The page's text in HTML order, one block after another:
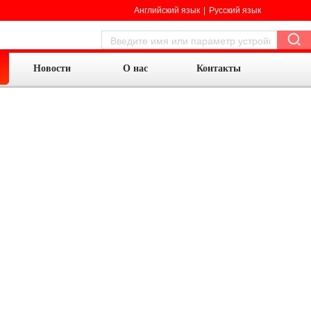
Новости О нас Контакты
Английский язык Русский язык